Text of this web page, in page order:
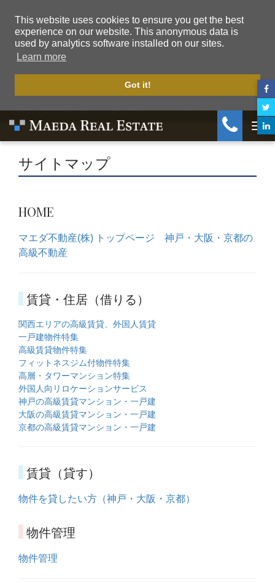
This website uses cookies to ensure you get the best
experience on our website. This anonymous data is
used by analytics software installed on our sites.
Learn more
Got it!
マエダ不動産株式会社 会社情報 サイトマップ
サイトマップ
HOME
マエダ不動産(株) トップページ 神戸・大阪・京都の
高級不動産
賃貸・住居（借りる）
関西エリアの高級賃貸、外国人賃貸
一戸建物件特集
高級賃貸物件特集
フィットネスジム付物件特集
高層・タワーマンション特集
外国人向リロケーションサービス
神戸の高級賃貸マンション・一戸建
大阪の高級賃貸マンション・一戸建
京都の高級賃貸マンション・一戸建
賃貸（貸す）
物件を貸したい方（神戸・大阪・京都）
物件管理
物件管理